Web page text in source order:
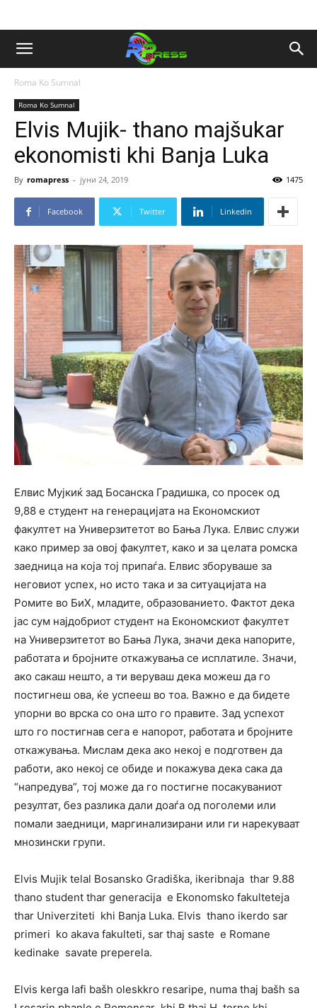
Roma Ko Sumnal
Roma Ko Sumnal
Elvis Mujik- thano majšukar
ekonomisti khi Banja Luka
By romapress - јуни 24, 2019 1475
Facebook Twitter Linkedin
Елвис Мујкиќ зад Босанска Градишка, со просек од
9,88 е студент на генерацијата на Економскиот
факултет на Универзитетот во Бања Лука. Елвис служи
како пример за овој факултет, како и за целата ромска
заедница на која тој припаѓа. Елвис зборуваше за
неговиот успех, но исто така и за ситуацијата на
Ромите во БиХ, младите, образованието. Фактот дека
јас сум најдобриот студент на Економскиот факултет
на Универзитетот во Бања Лука, значи дека напорите,
работата и бројните откажувања се исплатиле. Значи,
ако сакаш нешто, а ти веруваш дека можеш да го
постигнеш ова, ќе успееш во тоа. Важно е да бидете
упорни во врска со она што го правите. Зад успехот
што го постигнав сега е напорот, работата и бројните
откажувања. Мислам дека ако некој е подготвен да
работи, ако некој се обиде и покажува дека сака да
“напредува”, тој може да го постигне посакуваниот
резултат, без разлика дали доаѓа од поголеми или
помали заедници, маргинализирани или ги нарекуваат
мнозински групи.
Elvis Mujik telal Bosansko Gradiška, ikeribnaja thar 9.88
thano student thar generacija e Ekonomsko fakulteteja
thar Univerziteti khi Banja Luka. Elvis thano ikerdo sar
primeri ko akava fakulteti, sar thaj saste e Romane
kedinake savate preperela.
Elvis kerga lafi bašh oleskkro resaripe, numa thaj bašh sa